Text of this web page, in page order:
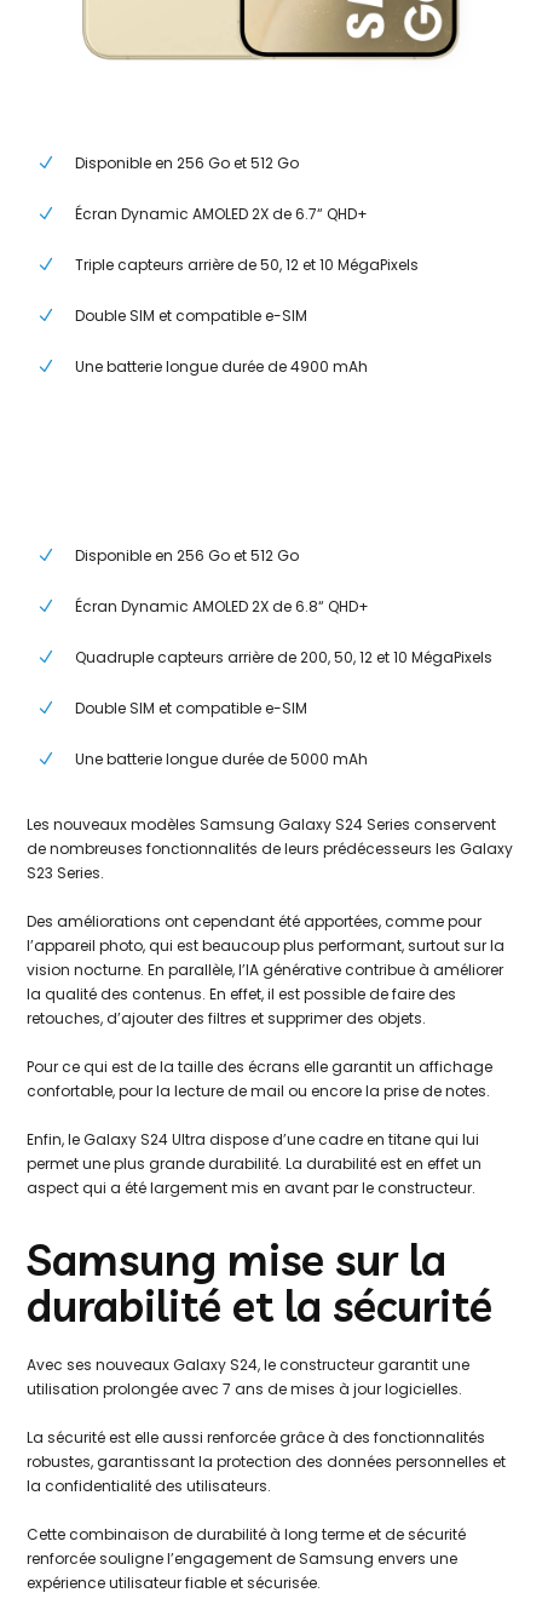
Disponible en 256 Go et 512 Go
Écran Dynamic AMOLED 2X de 6.7“ QHD+
Triple capteurs arrière de 50, 12 et 10 MégaPixels
Double SIM et compatible e-SIM
Une batterie longue durée de 4900 mAh
Disponible en 256 Go et 512 Go
Écran Dynamic AMOLED 2X de 6.8“ QHD+
Quadruple capteurs arrière de 200, 50, 12 et 10 MégaPixels
Double SIM et compatible e-SIM
Une batterie longue durée de 5000 mAh
Les nouveaux modèles Samsung Galaxy S24 Series conservent
de nombreuses fonctionnalités de leurs prédécesseurs les Galaxy
S23 Series.
Des améliorations ont cependant été apportées, comme pour
l’appareil photo, qui est beaucoup plus performant, surtout sur la
vision nocturne. En parallèle, l’IA générative contribue à améliorer
la qualité des contenus. En effet, il est possible de faire des
retouches, d’ajouter des filtres et supprimer des objets.
Pour ce qui est de la taille des écrans elle garantit un affichage
confortable, pour la lecture de mail ou encore la prise de notes.
Enfin, le Galaxy S24 Ultra dispose d’une cadre en titane qui lui
permet une plus grande durabilité. La durabilité est en effet un
aspect qui a été largement mis en avant par le constructeur.
Samsung mise sur la
durabilité et la sécurité
Avec ses nouveaux Galaxy S24, le constructeur garantit une
utilisation prolongée avec 7 ans de mises à jour logicielles.
La sécurité est elle aussi renforcée grâce à des fonctionnalités
robustes, garantissant la protection des données personnelles et
la confidentialité des utilisateurs.
Cette combinaison de durabilité à long terme et de sécurité
renforcée souligne l’engagement de Samsung envers une
expérience utilisateur fiable et sécurisée.